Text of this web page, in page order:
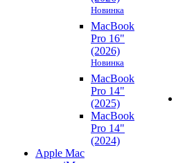
Новинка
MacBook
Pro 16"
(2026)
Новинка
MacBook
Pro 14"
(2025)
MacBook
Pro 14"
(2024)
Apple Mac